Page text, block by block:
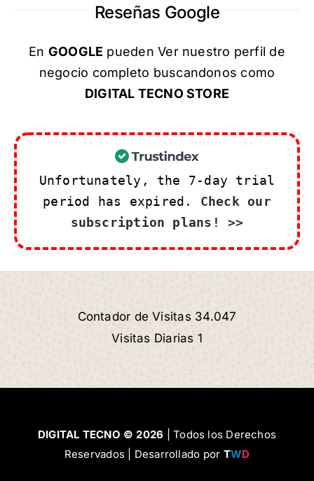
Reseñas Google
En GOOGLE pueden Ver nuestro perfil de
negocio completo buscandonos como
DIGITAL TECNO STORE
Unfortunately, the 7-day trial
period has expired. Check our
subscription plans! >>
Contador de Visitas 34.047
Visitas Diarias 1
DIGITAL TECNO © 2026 | Todos los Derechos
Reservados | Desarrollado por TWD